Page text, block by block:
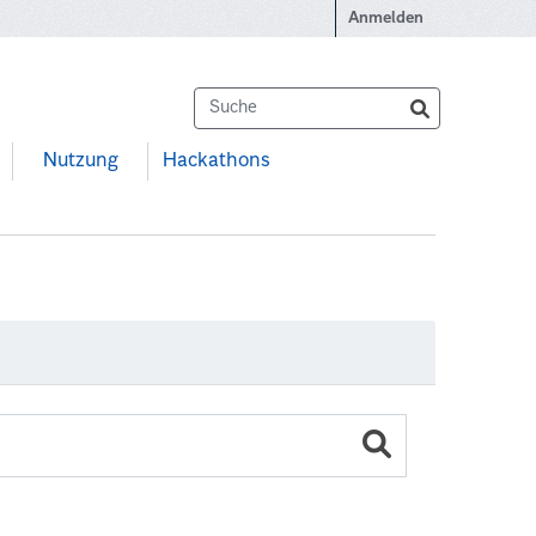
Anmelden
Nutzung Hackathons